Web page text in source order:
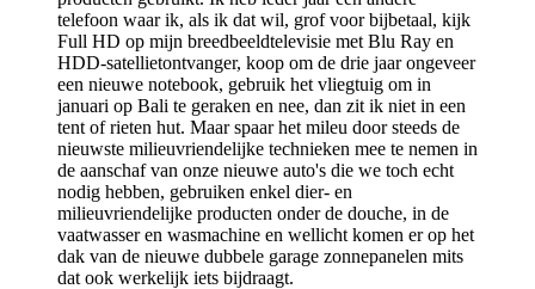
telefoon waar ik, als ik dat wil, grof voor bijbetaal, kijk
Full HD op mijn breedbeeldtelevisie met Blu Ray en
HDD-satellietontvanger, koop om de drie jaar ongeveer
een nieuwe notebook, gebruik het vliegtuig om in
januari op Bali te geraken en nee, dan zit ik niet in een
tent of rieten hut. Maar spaar het mileu door steeds de
nieuwste milieuvriendelijke technieken mee te nemen in
de aanschaf van onze nieuwe auto's die we toch echt
nodig hebben, gebruiken enkel dier- en
milieuvriendelijke producten onder de douche, in de
vaatwasser en wasmachine en wellicht komen er op het
dak van de nieuwe dubbele garage zonnepanelen mits
dat ook werkelijk iets bijdraagt.